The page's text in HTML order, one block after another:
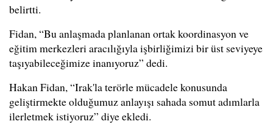
belirtti.
Fidan, “Bu anlaşmada planlanan ortak koordinasyon ve
eğitim merkezleri aracılığıyla işbirliğimizi bir üst seviyeye
taşıyabileceğimize inanıyoruz” dedi.
Hakan Fidan, “Irak'la terörle mücadele konusunda
geliştirmekte olduğumuz anlayışı sahada somut adımlarla
ilerletmek istiyoruz” diye ekledi.